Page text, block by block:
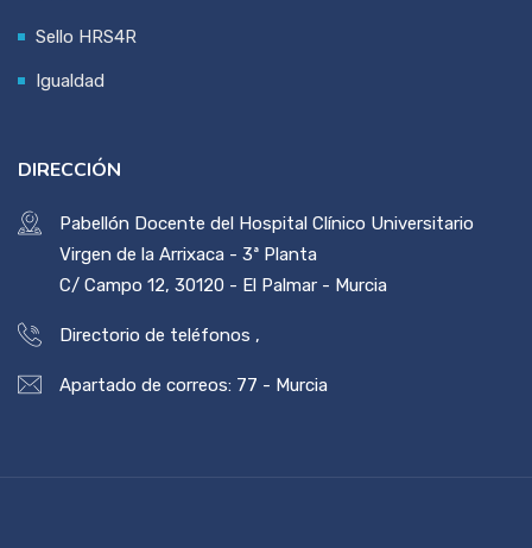
Sello HRS4R
Igualdad
DIRECCIÓN
Pabellón Docente del Hospital Clínico Universitario
Virgen de la Arrixaca - 3ª Planta
C/ Campo 12, 30120 - El Palmar - Murcia
Directorio de teléfonos ,
Apartado de correos: 77 - Murcia